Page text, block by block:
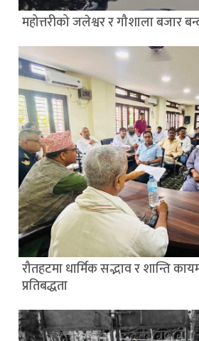
महोत्तरीको जलेश्वर र गौशाला बजार
रौतहटमा धार्मिक सद्भाव र शान्ति
प्रतिबद्धता